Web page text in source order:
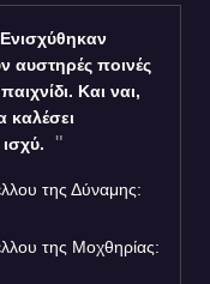
αυστηρές ποινές
Και ναι,
καλέσει
της Δύναμης:
της Μοχθηρίας: